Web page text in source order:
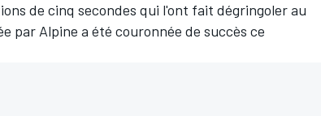
de cinq secondes qui l'ont fait dégringoler au
par Alpine a été couronnée de succès ce